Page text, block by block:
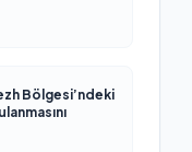
Bölgesi’ndeki